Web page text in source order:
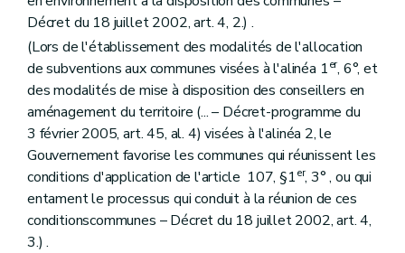
Art. 304
Art. 305
Art. 306
Chapitre VIII
De la composition du dossier de demande de permis d'exécution de travaux techniques
Art. 307
Art. 308
Art. 309
Art. 310
Chapitre IX (De la composition de la demande de permis d'urbanisation ou de la demande de modification du permis d'urbanisation – AGW du 30 juin 2009, art. 1
Art. 311
Art. 312
Art. 313
Art. 314
Décret du 18 juillet 2002, art. 4, 2.) .
(Lors de l'établissement des modalités de l'allocation
de subventions aux communes visées à l'alinéa 1er, 6°, et
des modalités de mise à disposition des conseillers en
aménagement du territoire (... – Décret-programme du
3 février 2005, art. 45, al. 4) visées à l'alinéa 2, le
Gouvernement favorise les communes qui réunissent les
conditions d'application de l'article 107, §1er, 3° , ou qui
entament le processus qui conduit à la réunion de ces
conditionscommunes – Décret du 18 juillet 2002, art. 4,
3.) .